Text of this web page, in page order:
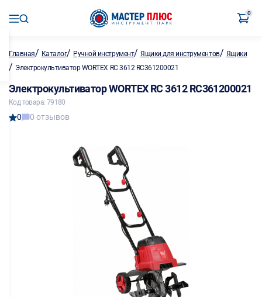
0
Главная/ Каталог/ Ручной инструмент/Ящики для инструментов/ Ящики
/ Электрокультиватор WORTEX RC 3612 RC361200021
Электрокультиватор WORTEX RC 3612 RC361200021
Код товара: 79180
0 0 отзывов